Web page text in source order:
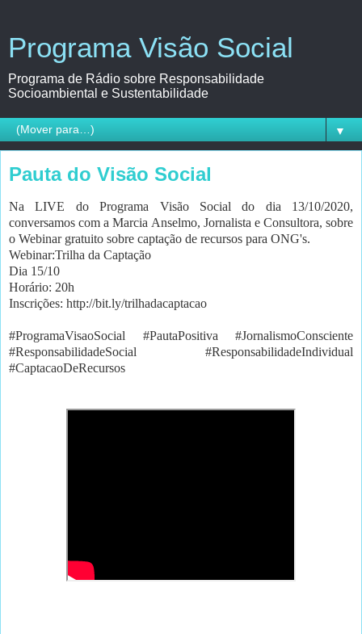
Programa Visão Social
Programa de Rádio sobre Responsabilidade
Socioambiental e Sustentabilidade
▼
Pauta do Visão Social
Na LIVE do Programa Visão Social do dia 13/10/2020,
conversamos com a Marcia Anselmo, Jornalista e Consultora, sobre
o Webinar gratuito sobre captação de recursos para ONG's.
Webinar:Trilha da Captação
Dia 15/10
Horário: 20h
Inscrições: http://bit.ly/trilhadacaptacao
#ProgramaVisaoSocial #PautaPositiva #JornalismoConsciente
#ResponsabilidadeSocial #ResponsabilidadeIndividual
#CaptacaoDeRecursos